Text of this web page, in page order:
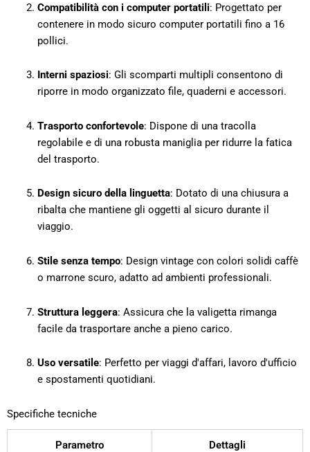
Compatibilità con i computer portatili: Progettato per
contenere in modo sicuro computer portatili fino a 16
pollici.
Interni spaziosi: Gli scomparti multipli consentono di
riporre in modo organizzato file, quaderni e accessori.
Trasporto confortevole: Dispone di una tracolla
regolabile e di una robusta maniglia per ridurre la fatica
del trasporto.
Design sicuro della linguetta: Dotato di una chiusura a
ribalta che mantiene gli oggetti al sicuro durante il
viaggio.
Stile senza tempo: Design vintage con colori solidi caffè
o marrone scuro, adatto ad ambienti professionali.
Struttura leggera: Assicura che la valigetta rimanga
facile da trasportare anche a pieno carico.
Uso versatile: Perfetto per viaggi d'affari, lavoro d'ufficio
e spostamenti quotidiani.
Specifiche tecniche
Parametro Dettagli